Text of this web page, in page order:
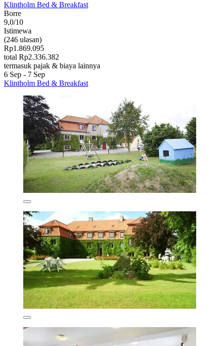
Klintholm Bed & Breakfast
Borre
9,0/10
Istimewa
(246 ulasan)
Rp1.869.095
total Rp2.336.382
termasuk pajak & biaya lainnya
6 Sep - 7 Sep
Klintholm Bed & Breakfast